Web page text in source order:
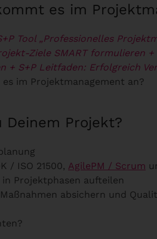
es im
Tool „Professionelles
Ziele SMART formulieren
+ S+P Leitfaden: Erfolgreich
im Projektmanagement an?
Deinem Projekt?
/ ISO 21500, AgilePM / Scrum
Projektphasen aufteilen
absichern und